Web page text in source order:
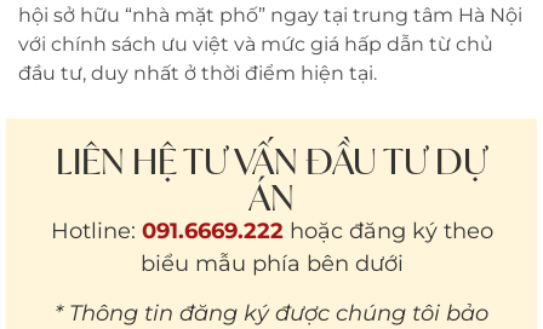
hội sở hữu “nhà mặt phố” ngay tại trung tâm Hà Nội
với chính sách ưu việt và mức giá hấp dẫn từ chủ
đầu tư, duy nhất ở thời điểm hiện tại.
LIÊN HỆ TƯ VẤN ĐẦU TƯ DỰ
ÁN
Hotline: 091.6669.222 hoặc đăng ký theo
biểu mẫu phía bên dưới
* Thông tin đăng ký được chúng tôi bảo